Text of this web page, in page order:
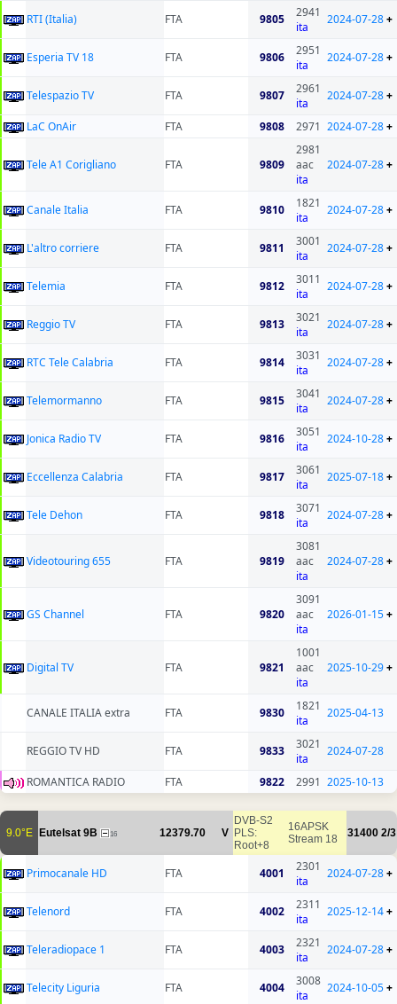
RTI (Italia) FTA 9805
2941
ita
2024-07-28+
Esperia TV 18 FTA 9806
2951
ita
2024-07-28+
Telespazio TV FTA 9807
2961
ita
2024-07-28+
LaC OnAir FTA 9808 2971 2024-07-28+
Tele A1 Corigliano FTA 9809
2981
aac
ita
2024-07-28+
Canale Italia FTA 9810
1821
ita
2024-07-28+
L'altro corriere FTA 9811
3001
ita
2024-07-28+
Telemia FTA 9812
3011
ita
2024-07-28+
Reggio TV FTA 9813
3021
ita
2024-07-28+
RTC Tele Calabria FTA 9814
3031
ita
2024-07-28+
Telemormanno FTA 9815
3041
ita
2024-07-28+
Jonica Radio TV FTA 9816
3051
ita
2024-10-28+
Eccellenza Calabria FTA 9817
3061
ita
2025-07-18+
Tele Dehon FTA 9818
3071
ita
2024-07-28+
Videotouring 655 FTA 9819
3081
aac
ita
2024-07-28+
GS Channel FTA 9820
3091
aac
ita
2026-01-15+
Digital TV FTA 9821
1001
aac
ita
2025-10-29+
CANALE ITALIA extra FTA 9830
1821
ita
2025-04-13
REGGIO TV HD FTA 9833
3021
ita
2024-07-28
ROMANTICA RADIO FTA 9822 2991 2025-10-13
9.0°E Eutelsat 9B 16 12379.70 V
DVB-S2
PLS:
Root+8
16APSK
Stream 18
31400 2/3
Primocanale HD FTA 4001
2301
ita
2024-07-28+
Telenord FTA 4002
2311
ita
2025-12-14+
Teleradiopace 1 FTA 4003
2321
ita
2024-07-28+
Telecity Liguria FTA 4004
3008
ita
2024-10-05+